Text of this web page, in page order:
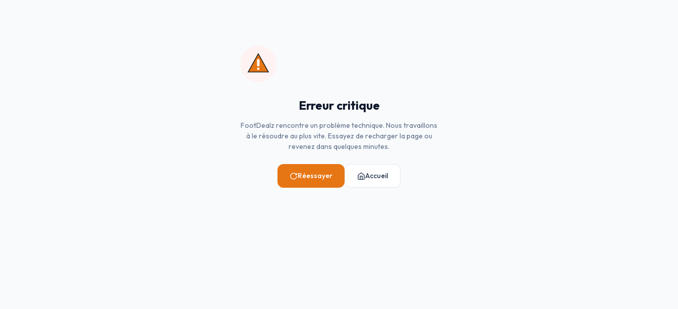
Erreur critique
FootDealz rencontre un problème technique. Nous travaillons
à le résoudre au plus vite. Essayez de recharger la page ou
revenez dans quelques minutes.
Réessayer Accueil